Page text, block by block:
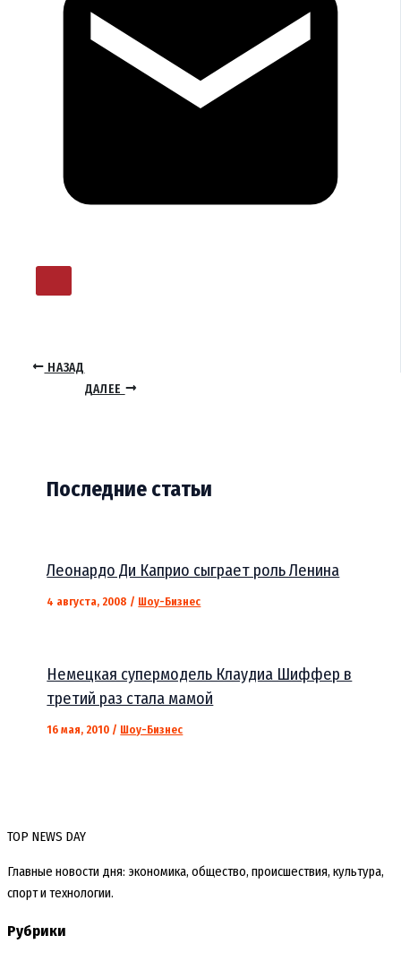
НАЗАД
ДАЛЕЕ
Последние статьи
Леонардо Ди Каприо сыграет роль Ленина
4 августа, 2008 / Шоу-Бизнес
Немецкая супермодель Клаудиа Шиффер в
третий раз стала мамой
16 мая, 2010 / Шоу-Бизнес
TOP NEWS DAY
Главные новости дня: экономика, общество, происшествия, культура,
спорт и технологии.
Рубрики